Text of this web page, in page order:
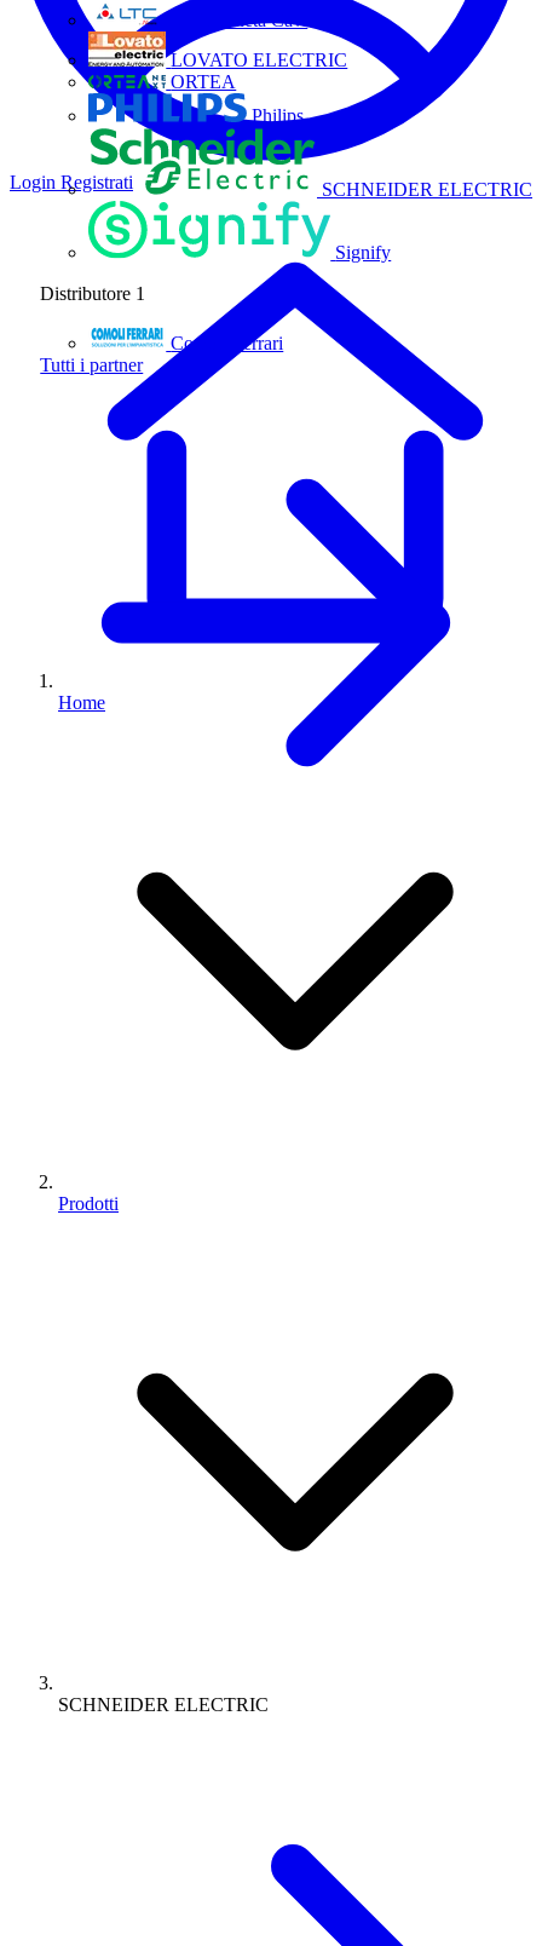
La Triveneta Cavi
LOVATO ELECTRIC
ORTEA
Philips
SCHNEIDER ELECTRIC
Signify
Distributore 1
Comoli Ferrari
Tutti i partner
Login Registrati
Home
Prodotti
SCHNEIDER ELECTRIC